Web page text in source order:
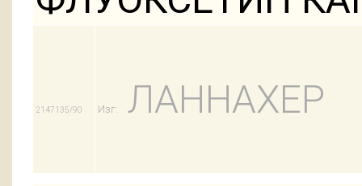
2147135/90 Изг: ЛАННАХЕР